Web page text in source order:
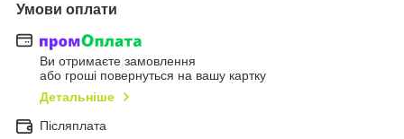
Умови оплати
Ви отримаєте замовлення
або гроші повернуться на вашу картку
Детальніше
Післяплата